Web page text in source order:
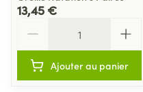
13,45 €
Ajouter au panier